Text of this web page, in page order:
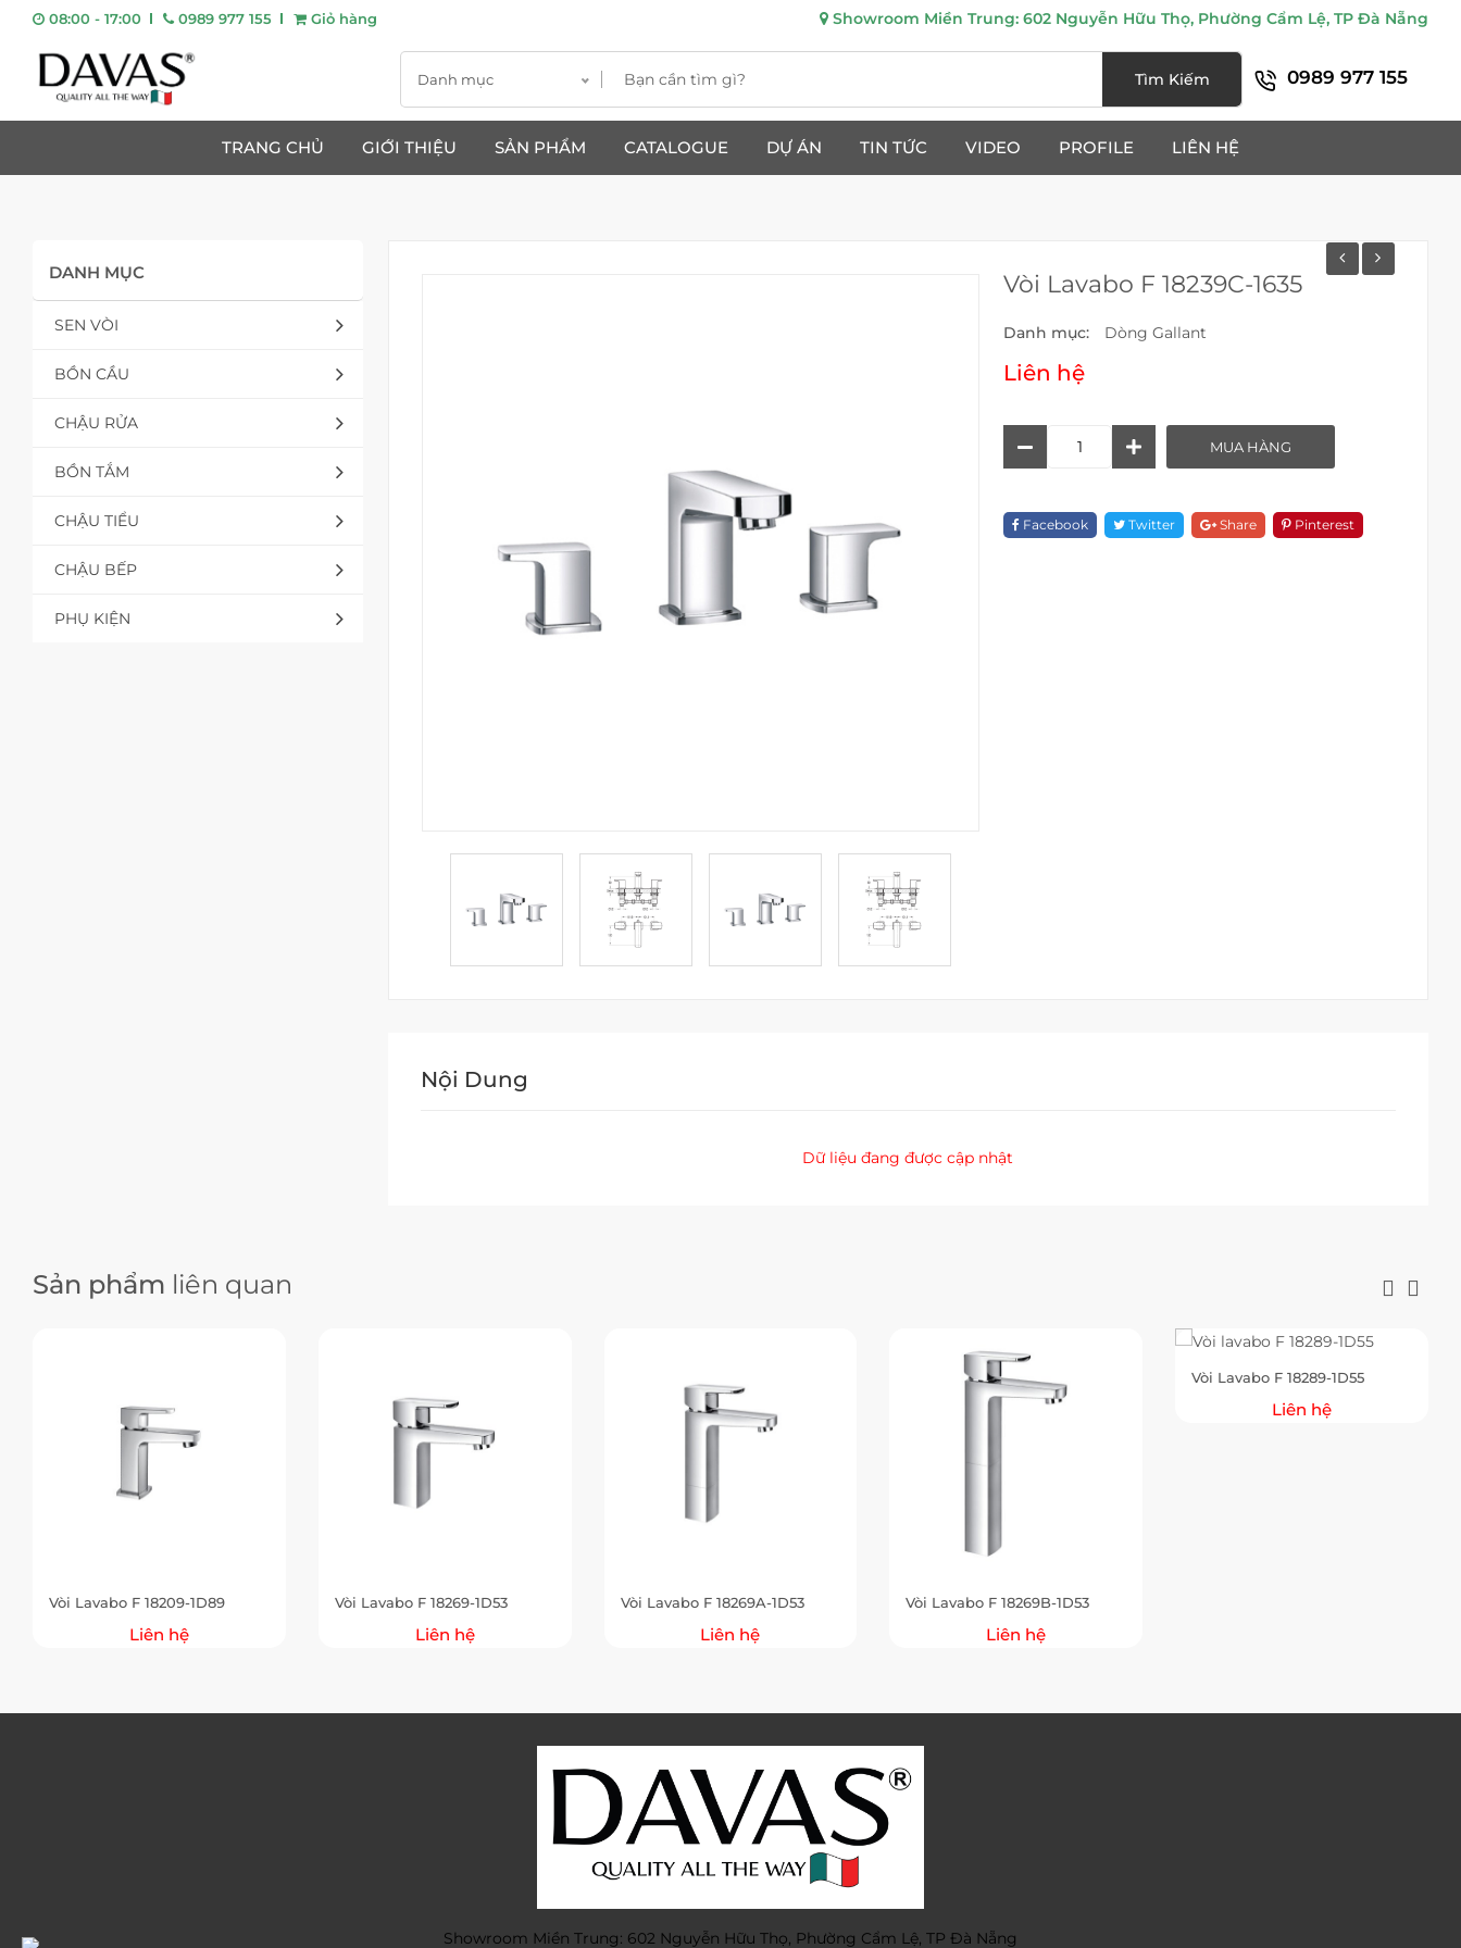
08:00 - 17:00 0989 977 155 Giỏ hàng Showroom Miền Trung: 602 Nguyễn Hữu Thọ, Phường Cẩm Lệ, TP Đà Nẵng
Danh mục Tìm Kiếm 0989 977 155
TRANG CHỦ GIỚI THIỆU SẢN PHẨM CATALOGUE DỰ ÁN TIN TỨC VIDEO PROFILE LIÊN HỆ
DANH MỤC
SEN VÒI
BỒN CẦU
CHẬU RỬA
BỒN TẮM
CHẬU TIỂU
CHẬU BẾP
PHỤ KIỆN
Vòi Lavabo F 18239C-1635
Danh mục: Dòng Gallant
Liên hệ
18239C-
1635
MUA HÀNG
Facebook Twitter Share Pinterest
Nội Dung
Dữ liệu đang được cập nhật
Sản phẩm liên quan
Vòi Lavabo F 18209-1D89
Liên hệ
Vòi Lavabo F 18269-1D53
Liên hệ
Vòi Lavabo F 18269A-1D53
Liên hệ
Vòi Lavabo F 18269B-1D53
Liên hệ
Vòi Lavabo F 18289-1D55
Liên hệ
Showroom Miền Trung: 602 Nguyễn Hữu Thọ, Phường Cẩm Lệ, TP Đà Nẵng